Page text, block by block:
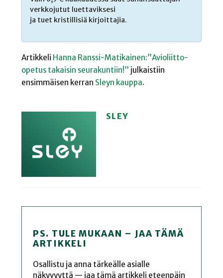
verkkojutut luettaviksesi
ja tuet kristillisiä kirjoittajia.
Artikkeli Hanna Ranssi-Matikainen:”Avioliitto-
opetus takaisin seurakuntiin!” julkaistiin
ensimmäisen kerran Sleyn kauppa.
SLEY
PS. TULE MUKAAN – JAA TÄMÄ
ARTIKKELI
Osallistu ja anna tärkeälle asialle
näkyvyyttä — jaa tämä artikkeli eteenpäin